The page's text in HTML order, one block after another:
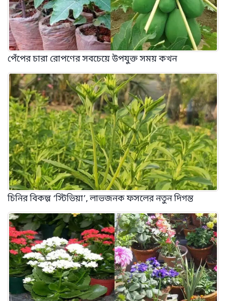
পেঁপের চারা রোপণের সবচেয়ে উপযুক্ত সময় কখন
চিনির বিকল্প ‘স্টিভিয়া’, লাভজনক ফসলের নতুন দিগন্ত